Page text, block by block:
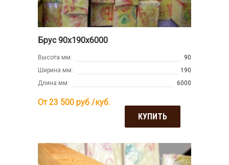
Брус 90х190х6000
Высота мм:
90
Ширина мм:
190
Длина мм:
6000
От 23 500 руб /куб.
КУПИТЬ